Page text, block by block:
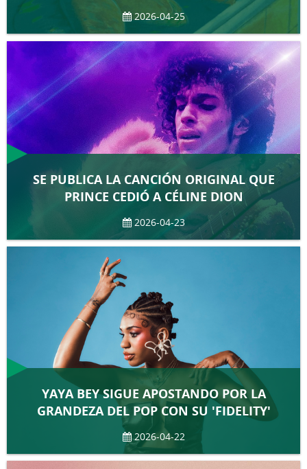
2026-04-25
SE PUBLICA LA CANCIÓN ORIGINAL QUE
PRINCE CEDIÓ A CÉLINE DION
2026-04-23
YAYA BEY SIGUE APOSTANDO POR LA
GRANDEZA DEL POP CON SU 'FIDELITY'
2026-04-22